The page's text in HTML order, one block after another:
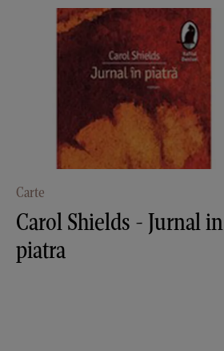
Carte
Carol Shields - Jurnal in
piatra